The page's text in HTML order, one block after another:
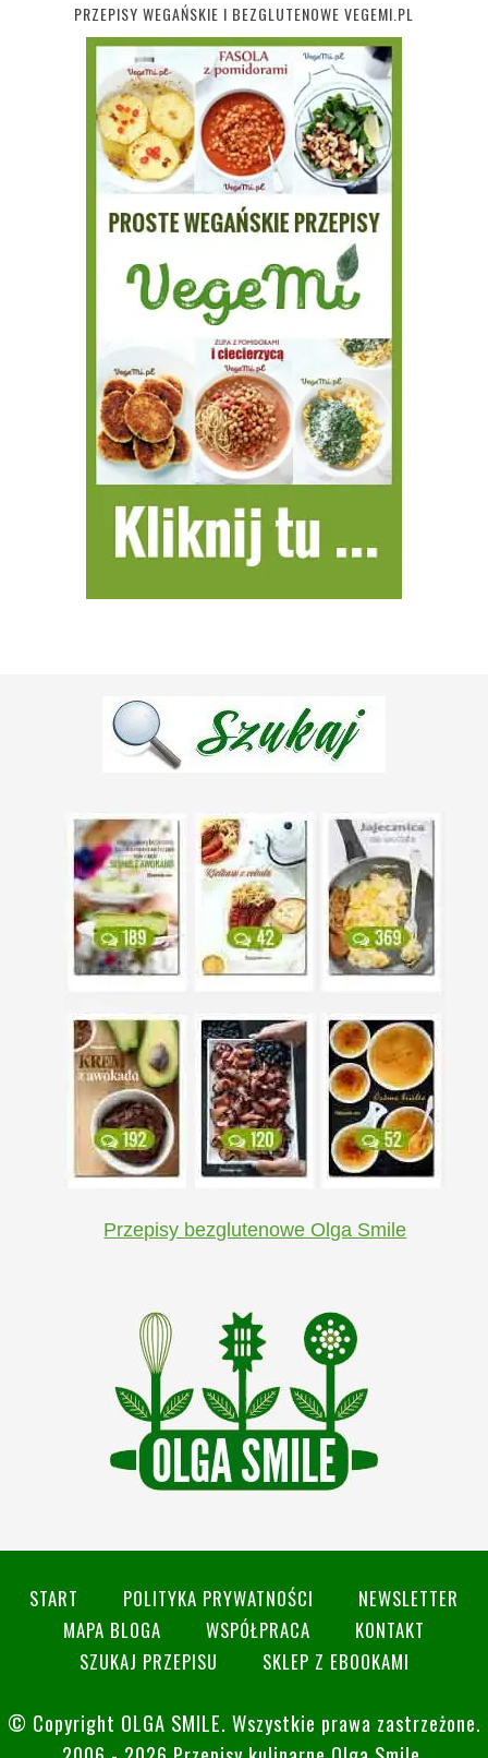
PRZEPISY WEGAŃSKIE I BEZGLUTENOWE VEGEMI.PL
Przepisy bezglutenowe Olga Smile
START POLITYKA PRYWATNOŚCI
NEWSLETTER
MAPA BLOGA
WSPÓŁPRACA
KONTAKT
SZUKAJ PRZEPISU
SKLEP Z EBOOKAMI
© Copyright OLGA SMILE. Wszystkie prawa zastrzeżone.